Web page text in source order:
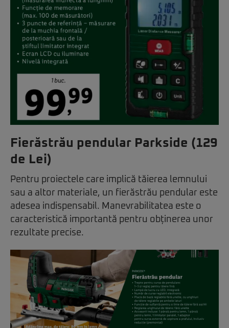
Fierăstrău pendular Parkside (129
de Lei)
Pentru proiectele care implică tăierea lemnului
sau a altor materiale, un fierăstrău pendular este
adesea indispensabil. Manevrabilitatea este o
caracteristică importantă pentru obținerea unor
rezultate precise.